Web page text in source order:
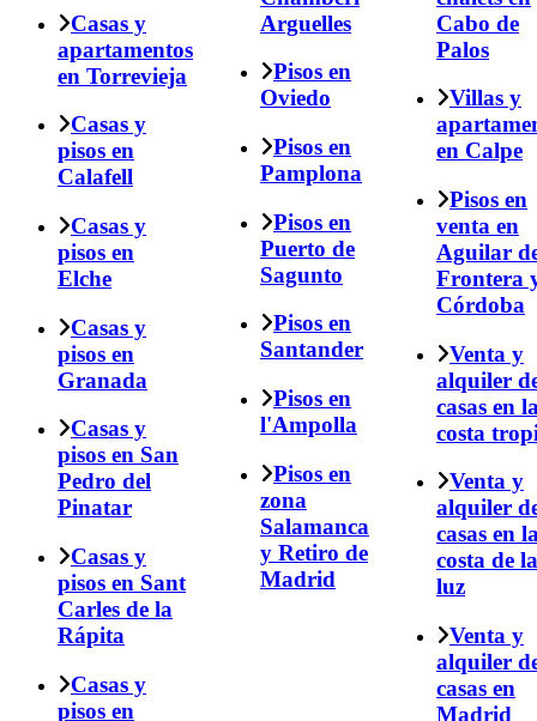
Casas y
apartamentos
en Torrevieja
Casas y
pisos en
Calafell
Casas y
pisos en
Elche
Casas y
pisos en
Granada
Casas y
pisos en San
Pedro del
Pinatar
Casas y
pisos en Sant
Carles de la
Rápita
Casas y
pisos en
Arguelles
Pisos en
Oviedo
Pisos en
Pamplona
Pisos en
Puerto de
Sagunto
Pisos en
Santander
Pisos en
l'Ampolla
Pisos en
zona
Salamanca
y Retiro de
Madrid
Cabo de
Palos
Villas y
en Calpe
Pisos en
venta en
Aguilar
Frontera
Córdoba
Venta y
alquiler
casas en
costa
Venta y
alquiler
casas en
costa de la
luz
Venta y
alquiler
casas en
Madrid